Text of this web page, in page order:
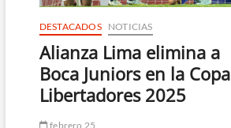
Croacia
DESTACADOS
NOTICIAS
Alianza Lima elimina a
Boca Juniors en la Copa
Libertadores 2025
febrero 25